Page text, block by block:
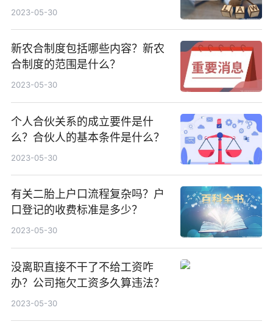
诉状格式是什么？
2023-05-30
新农合制度包括哪些内容？新农
合制度的范围是什么？
2023-05-30
个人合伙关系的成立要件是什
么？合伙人的基本条件是什么？
2023-05-30
有关二胎上户口流程复杂吗？户
口登记的收费标准是多少？
2023-05-30
没离职直接不干了不给工资咋
办？公司拖欠工资多久算违法？
2023-05-30